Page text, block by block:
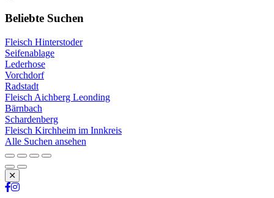
Beliebte Suchen
Fleisch Hinterstoder
Seifenablage
Lederhose
Vorchdorf
Radstadt
Fleisch Aichberg Leonding
Bärnbach
Schardenberg
Fleisch Kirchheim im Innkreis
Alle Suchen ansehen
Schließen